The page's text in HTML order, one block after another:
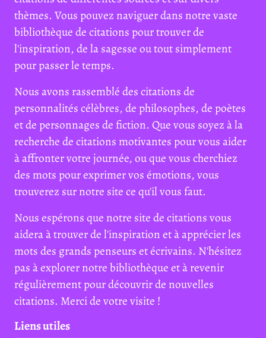
thèmes. Vous pouvez naviguer dans notre vaste
bibliothèque de citations pour trouver de
l'inspiration, de la sagesse ou tout simplement
pour passer le temps.
Nous avons rassemblé des citations de
personnalités célèbres, de philosophes, de poètes
et de personnages de fiction. Que vous soyez à la
recherche de citations motivantes pour vous aider
à affronter votre journée, ou que vous cherchiez
des mots pour exprimer vos émotions, vous
trouverez sur notre site ce qu'il vous faut.
Nous espérons que notre site de citations vous
aidera à trouver de l'inspiration et à apprécier les
mots des grands penseurs et écrivains. N'hésitez
pas à explorer notre bibliothèque et à revenir
régulièrement pour découvrir de nouvelles
citations. Merci de votre visite !
Liens utiles